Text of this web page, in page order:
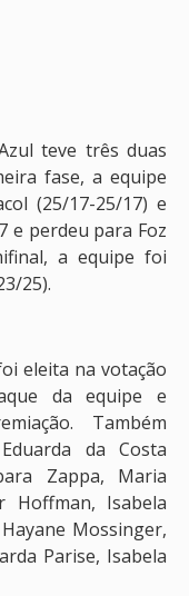
teve três duas
fase, a equipe
(25/17-25/17) e
e perdeu para Foz
a equipe foi
25).
eleita na votação
da equipe e
Também
da Costa
Zappa, Maria
Hoffman, Isabela
Mossinger,
Parise, Isabela